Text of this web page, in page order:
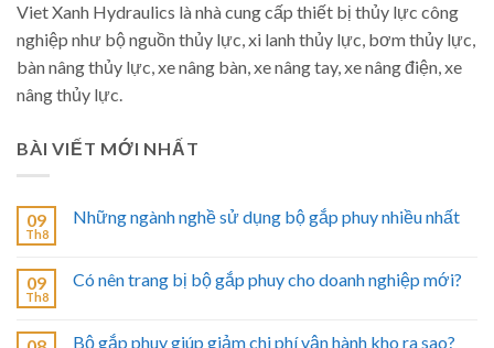
Viet Xanh Hydraulics là nhà cung cấp thiết bị thủy lực công
nghiệp như bộ nguồn thủy lực, xi lanh thủy lực, bơm thủy lực,
bàn nâng thủy lực, xe nâng bàn, xe nâng tay, xe nâng điện, xe
nâng thủy lực.
BÀI VIẾT MỚI NHẤT
09
Th8
Những ngành nghề sử dụng bộ gắp phuy nhiều nhất
09
Th8
Có nên trang bị bộ gắp phuy cho doanh nghiệp mới?
Bộ gắp phuy giúp giảm chi phí vận hành kho ra sao?